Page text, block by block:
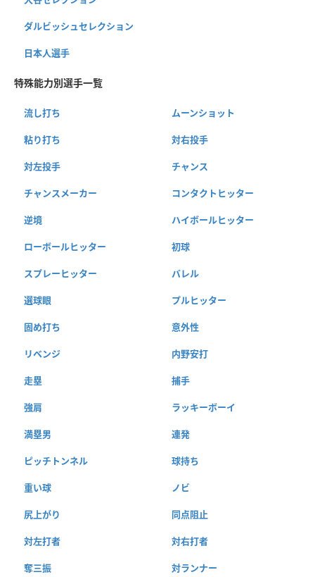
ダルビッシュセレクション
日本人選手
特殊能力別選手一覧
流し打ち ムーンショット
粘り打ち 対右投手
対左投手 チャンス
チャンスメーカー コンタクトヒッター
逆境 ハイボールヒッター
ローボールヒッター 初球
スプレーヒッター バレル
選球眼 プルヒッター
固め打ち 意外性
リベンジ 内野安打
走塁 捕手
強肩 ラッキーボーイ
満塁男 連発
ピッチトンネル 球持ち
重い球 ノビ
尻上がり 同点阻止
対左打者 対右打者
奪三振 対ランナー